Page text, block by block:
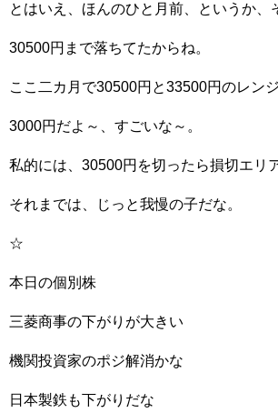
とはいえ、ほんのひと月前、というか、
30500円まで落ちてたからね。
ここ二カ月で30500円と33500円のレン
3000円だよ～、すごいな～。
私的には、30500円を切ったら損切エリ
それまでは、じっと我慢の子だな。
☆
本日の個別株
三菱商事の下がりが大きい
機関投資家のポジ解消かな
日本製鉄も下がりだな